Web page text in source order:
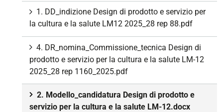
1. DD_indizione Design di prodotto e servizio per
la cultura e la salute LM12 2025_28 rep 88.pdf
4. DR_nomina_Commissione_tecnica Design di
prodotto e servizio per la cultura e la salute LM-12
2025_28 rep 1160_2025.pdf
2. Modello_candidatura Design di prodotto e
servizio per la cultura e la salute LM-12.docx